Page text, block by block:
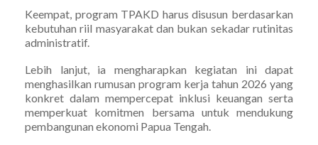
Keempat, program TPAKD harus disusun berdasarkan
kebutuhan riil masyarakat dan bukan sekadar rutinitas
administratif.
Lebih lanjut, ia mengharapkan kegiatan ini dapat
menghasilkan rumusan program kerja tahun 2026 yang
konkret dalam mempercepat inklusi keuangan serta
memperkuat komitmen bersama untuk mendukung
pembangunan ekonomi Papua Tengah.